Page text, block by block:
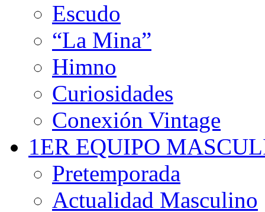
Escudo
“La Mina”
Himno
Curiosidades
Conexión Vintage
1ER EQUIPO
Pretemporada
Actualidad Masculino